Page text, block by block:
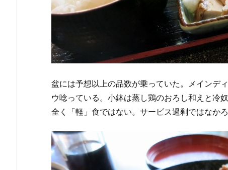
盆には予想以上の品数が乗っていた。メインデ
ウ唸っている。小鉢は蒸し鶏のおろし和えと冷
全く「軽」食ではない。サービス過剰ではなかろ